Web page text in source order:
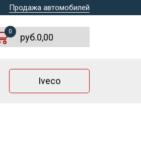
Продажа автомобилей
0
руб.0,00
Iveco